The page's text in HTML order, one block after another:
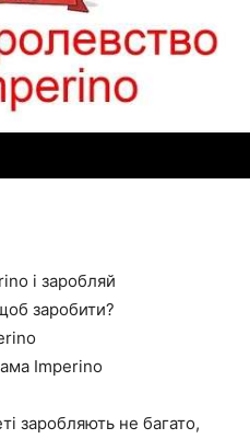
і заробляй
заробити?
Imperino
заробляють не багато,